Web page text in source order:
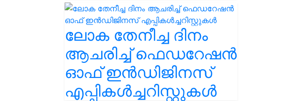
ലോക തേനീച്ച ദിനം
ആചരിച്ച് ഫെഡറേഷൻ
ഓഫ് ഇൻഡിജിനസ്
എപ്പികൾച്ചറിസ്റ്റുകൾ